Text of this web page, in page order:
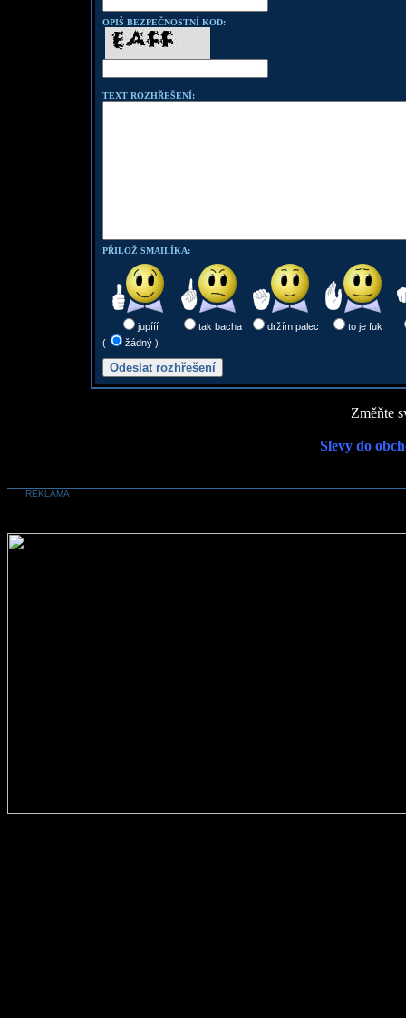
OPIŠ BEZPEČNOSTNÍ KOD:
TEXT ROZHŘEŠENÍ:
PŘILOŽ SMAILÍKA:
jupííí tak bacha držím palec
to je fuk
(
žádný )
Změňte
Slevy do
REKLAMA